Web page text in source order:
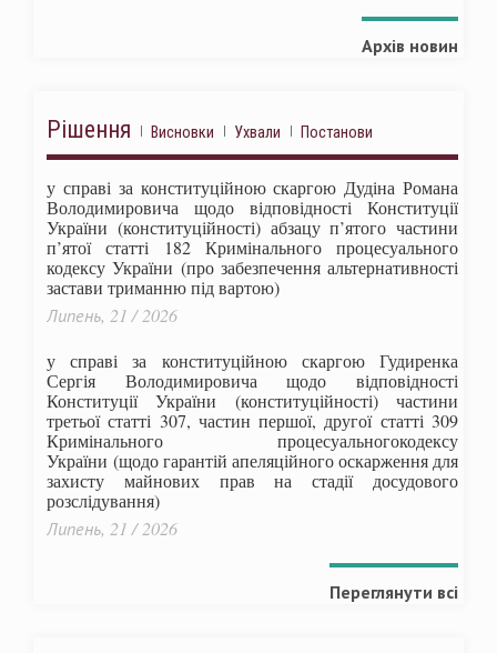
Архів новин
Рішення Висновки Ухвали Постанови
у справі за конституційною скаргою Дудіна Романа
Володимировича щодо відповідності Конституції
України (конституційності) абзацу п’ятого частини
п’ятої статті 182 Кримінального процесуального
кодексу України (про забезпечення альтернативності
застави триманню під вартою)
Липень, 21 / 2026
у справі за конституційною скаргою Гудиренка
Сергія Володимировича щодо відповідності
Конституції України (конституційності) частини
третьої статті 307, частин першої, другої статті 309
Кримінального процесуальногокодексу
України (щодо гарантій апеляційного оскарження для
захисту майнових прав на стадії досудового
розслідування)
Липень, 21 / 2026
Переглянути всі